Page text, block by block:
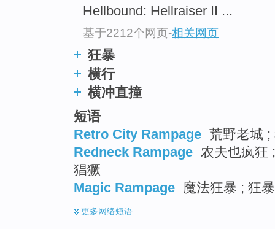
Hellbound: Hellraiser II ...
基于2212个网页-相关网页
狂暴
横行
横冲直撞
短语
Retro City Rampage 荒野老城 ;
Redneck Rampage 农夫也疯狂
猖獗
Magic Rampage 魔法狂暴 ; 狂
更多网络短语